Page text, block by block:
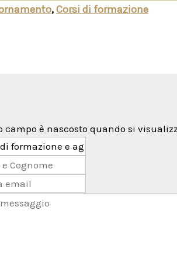
,Corsi di formazione
campo è nascosto quando si